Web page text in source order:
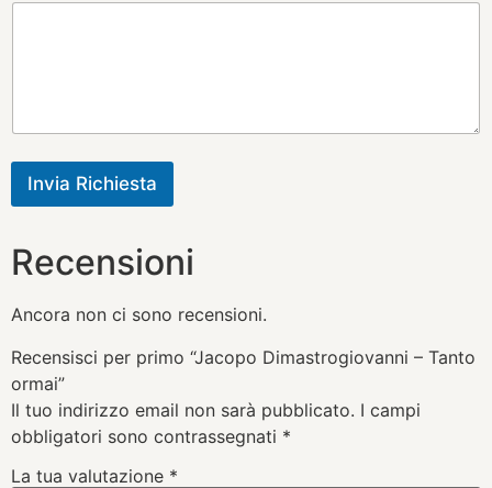
Invia Richiesta
Recensioni
Ancora non ci sono recensioni.
Recensisci per primo “Jacopo Dimastrogiovanni – Tanto
ormai”
Il tuo indirizzo email non sarà pubblicato. I campi
obbligatori sono contrassegnati *
La tua valutazione *